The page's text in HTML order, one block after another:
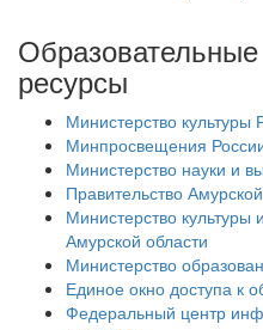
ресурсы
Министерство культуры
Минпросвещения
Министерство науки и
Правительство
Министерство культуры
Амурской области
Министерство
Единое окно доступа к
Федеральный центр